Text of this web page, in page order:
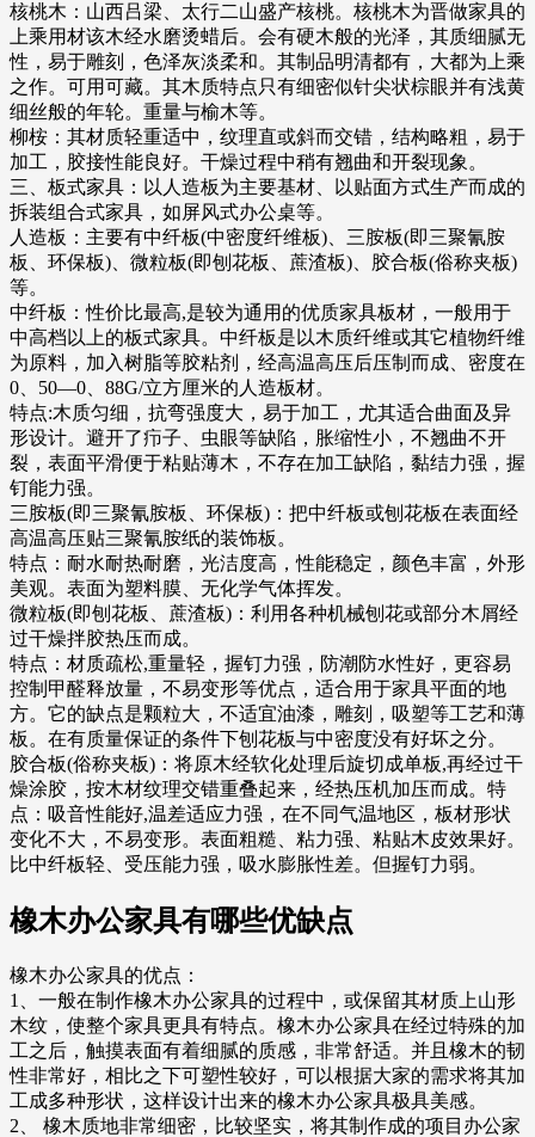
核桃木：山西吕梁、太行二山盛产核桃。核桃木为晋做家具的
上乘用材该木经水磨烫蜡后。会有硬木般的光泽，其质细腻无
性，易于雕刻，色泽灰淡柔和。其制品明清都有，大都为上乘
之作。可用可藏。其木质特点只有细密似针尖状棕眼并有浅黄
细丝般的年轮。重量与榆木等。
柳桉：其材质轻重适中，纹理直或斜而交错，结构略粗，易于
加工，胶接性能良好。干燥过程中稍有翘曲和开裂现象。
三、板式家具：以人造板为主要基材、以贴面方式生产而成的
拆装组合式家具，如屏风式办公桌等。
人造板：主要有中纤板(中密度纤维板)、三胺板(即三聚氰胺
板、环保板)、微粒板(即刨花板、蔗渣板)、胶合板(俗称夹板)
等。
中纤板：性价比最高,是较为通用的优质家具板材，一般用于
中高档以上的板式家具。中纤板是以木质纤维或其它植物纤维
为原料，加入树脂等胶粘剂，经高温高压后压制而成、密度在
0、50—0、88G/立方厘米的人造板材。
特点:木质匀细，抗弯强度大，易于加工，尤其适合曲面及异
形设计。避开了疖子、虫眼等缺陷，胀缩性小，不翘曲不开
裂，表面平滑便于粘贴薄木，不存在加工缺陷，黏结力强，握
钉能力强。
三胺板(即三聚氰胺板、环保板)：把中纤板或刨花板在表面经
高温高压贴三聚氰胺纸的装饰板。
特点：耐水耐热耐磨，光洁度高，性能稳定，颜色丰富，外形
美观。表面为塑料膜、无化学气体挥发。
微粒板(即刨花板、蔗渣板)：利用各种机械刨花或部分木屑经
过干燥拌胶热压而成。
特点：材质疏松,重量轻，握钉力强，防潮防水性好，更容易
控制甲醛释放量，不易变形等优点，适合用于家具平面的地
方。它的缺点是颗粒大，不适宜油漆，雕刻，吸塑等工艺和薄
板。在有质量保证的条件下刨花板与中密度没有好坏之分。
胶合板(俗称夹板)：将原木经软化处理后旋切成单板,再经过干
燥涂胶，按木材纹理交错重叠起来，经热压机加压而成。特
点：吸音性能好,温差适应力强，在不同气温地区，板材形状
变化不大，不易变形。表面粗糙、粘力强、粘贴木皮效果好。
比中纤板轻、受压能力强，吸水膨胀性差。但握钉力弱。
橡木办公家具有哪些优缺点
橡木办公家具的优点：
1、一般在制作橡木办公家具的过程中，或保留其材质上山形
木纹，使整个家具更具有特点。橡木办公家具在经过特殊的加
工之后，触摸表面有着细腻的质感，非常舒适。并且橡木的韧
性非常好，相比之下可塑性较好，可以根据大家的需求将其加
工成多种形状，这样设计出来的橡木办公家具极具美感。
2、 橡木质地非常细密，比较坚实，将其制作成的项目办公家